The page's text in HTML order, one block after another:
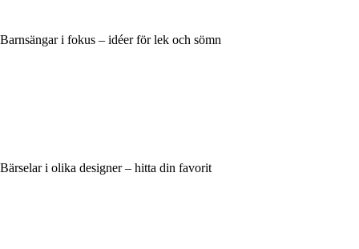
Barnsängar i fokus – idéer för lek och sömn
Bärselar i olika designer – hitta din favorit